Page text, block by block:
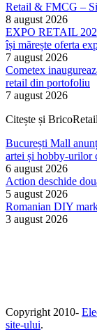
Retail & FMCG –
8 august 2026
EXPO RETAIL
își mărește oferta
7 august 2026
Cometex
retail din portofoliu
7 august 2026
Citește și
București Mall
artei și hobby-urilor
6 august 2026
Action deschide
5 august 2026
Romanian DIY
3 august 2026
Copyright 2010-
site-ului.